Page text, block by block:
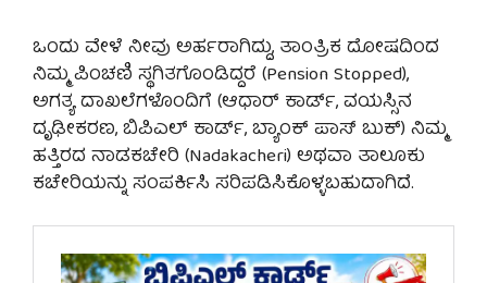
ಒಂದು ವೇಳೆ ನೀವು ಅರ್ಹರಾಗಿದ್ದು, ತಾಂತ್ರಿಕ ದೋಷದಿಂದ
ನಿಮ್ಮ ಪಿಂಚಣಿ ಸ್ಥಗಿತಗೊಂಡಿದ್ದರೆ (Pension Stopped),
ಅಗತ್ಯ ದಾಖಲೆಗಳೊಂದಿಗೆ (ಆಧಾರ್ ಕಾರ್ಡ್, ವಯಸ್ಸಿನ
ದೃಢೀಕರಣ, ಬಿಪಿಎಲ್ ಕಾರ್ಡ್, ಬ್ಯಾಂಕ್ ಪಾಸ್ ಬುಕ್) ನಿಮ್ಮ
ಹತ್ತಿರದ ನಾಡಕಚೇರಿ (Nadakacheri) ಅಥವಾ ತಾಲೂಕು
ಕಚೇರಿಯನ್ನು ಸಂಪರ್ಕಿಸಿ ಸರಿಪಡಿಸಿಕೊಳ್ಳಬಹುದಾಗಿದೆ.